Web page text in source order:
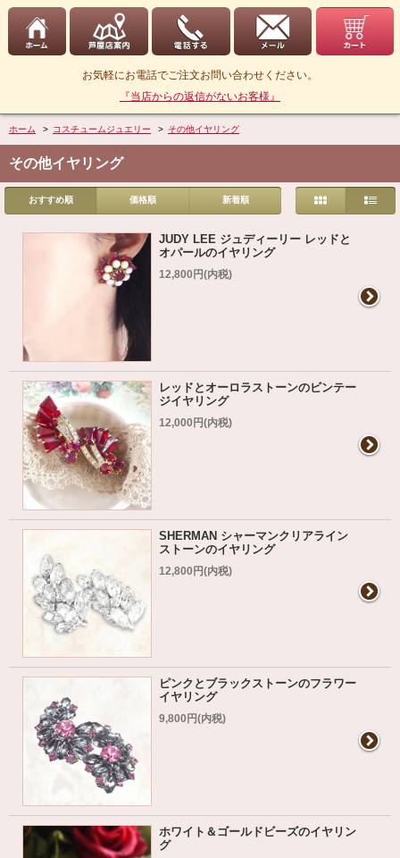
お気軽にお電話でご注文お問い合わせください。
『当店からの返信がないお客様』
ホーム > コスチュームジュエリー > その他イヤリング
その他イヤリング
おすすめ順 価格順 新着順
JUDY LEE ジュディーリー レッドと
オパールのイヤリング
12,800円(内税)
レッドとオーロラストーンのビンテー
ジイヤリング
12,000円(内税)
SHERMAN シャーマンクリアライン
ストーンのイヤリング
12,800円(内税)
ピンクとブラックストーンのフラワー
イヤリング
9,800円(内税)
ホワイト＆ゴールドビーズのイヤリン
グ